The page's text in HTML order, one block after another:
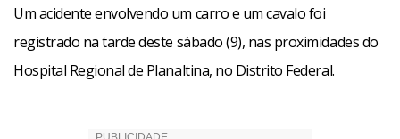
Um acidente envolvendo um carro e um cavalo foi
registrado na tarde deste sábado (9), nas proximidades do
Hospital Regional de Planaltina, no Distrito Federal.